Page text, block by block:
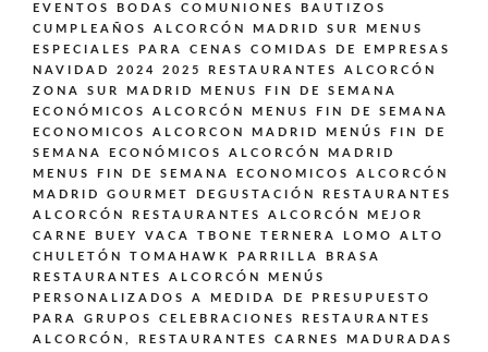
EVENTOS BODAS COMUNIONES BAUTIZOS
CUMPLEAÑOS ALCORCÓN MADRID SUR
MENUS
ESPECIALES PARA CENAS COMIDAS DE EMPRESAS
NAVIDAD 2024 2025 RESTAURANTES ALCORCÓN
ZONA SUR MADRID
MENUS FIN DE SEMANA
ECONÓMICOS ALCORCÓN
MENUS FIN DE SEMANA
ECONOMICOS ALCORCON MADRID
MENÚS FIN DE
SEMANA ECONÓMICOS ALCORCÓN MADRID
MENUS FIN DE SEMANA ECONOMICOS ALCORCÓN
MADRID GOURMET DEGUSTACIÓN
RESTAURANTES
ALCORCÓN
RESTAURANTES ALCORCÓN MEJOR
CARNE BUEY VACA TBONE TERNERA LOMO ALTO
CHULETÓN TOMAHAWK PARRILLA BRASA
RESTAURANTES ALCORCÓN MENÚS
PERSONALIZADOS A MEDIDA DE PRESUPUESTO
PARA GRUPOS CELEBRACIONES
RESTAURANTES
ALCORCÓN,
RESTAURANTES CARNES MADURADAS